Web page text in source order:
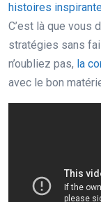
histoires
C’est là que vous
stratégies sans
n’oubliez pas, la
avec le bon